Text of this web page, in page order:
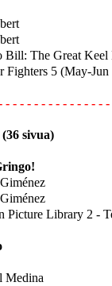
Bill: The Great Keel
Fighters 5 (May-Jun
- - - - - - - - - - - - - -
sivua)
Picture Library 2 -
Medina